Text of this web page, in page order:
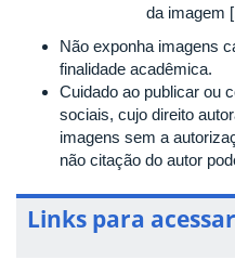
da imagem
Não exponha imagens
finalidade acadêmica.
Cuidado ao publicar ou
sociais, cujo direito
imagens sem a
não citação do autor
Links para